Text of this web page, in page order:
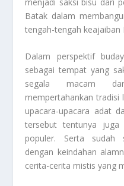
Batak dalam
tengah-tengah keajaiban
Dalam perspektif
sebagai tempat yang
segala macam
mempertahankan tradisi
upacara-upacara adat
tersebut tentunya
populer. Serta sudah
dengan keindahan
cerita-cerita mistis yang